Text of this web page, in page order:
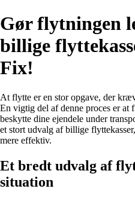
Gør flytningen
billige
Fix!
At flytte er en stor opgave, der
En vigtig del af denne proces er at
beskytte dine ejendele under
et stort udvalg af billige
mere effektiv.
Et bredt udvalg af
situation